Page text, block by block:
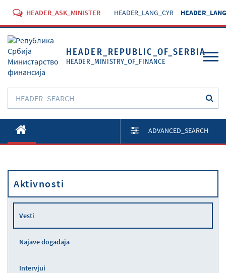
HEADER_ASK_MINISTER HEADER_LANG_CYR
HEADER_REPUBLIC_OF_SERBIA
HEADER_MINISTRY_OF_FINANCE
O Ministarstvu
Aktivnosti
Propisi
Usluge
ADVANCED_SEARCH
Aktivnosti
Vesti
Najave događaja
Intervjui